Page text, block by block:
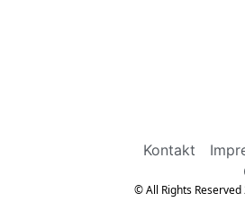
Kontakt
© All Rights Reserved